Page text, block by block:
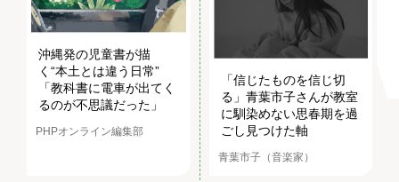
沖縄発の児童書が描
く“本土とは違う日常”
「教科書に電車が出てく
るのが不思議だった」
PHPオンライン編集部
「信じたものを信じ切
る」青葉市子さんが教室
に馴染めない思春期を過
ごし見つけた軸
青葉市子（音楽家）